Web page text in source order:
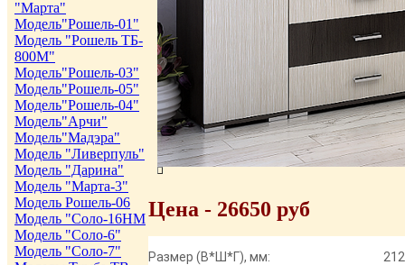
"Марта"
Модель"Рошель-01"
Модель "Рошель ТБ-
800М"
Модель"Рошель-03"
Модель"Рошель-05"
Модель"Рошель-04"
Модель"Арчи"
Модель"Мадэра"
Модель "Ливерпуль"
Модель "Дарина"
Модель "Марта-3"
Модель Рошель-06
Модель "Соло-16НМ
Модель "Соло-6"
Модель "Соло-7"
Цена - 26650 руб
Размер (В*Ш*Г), мм: